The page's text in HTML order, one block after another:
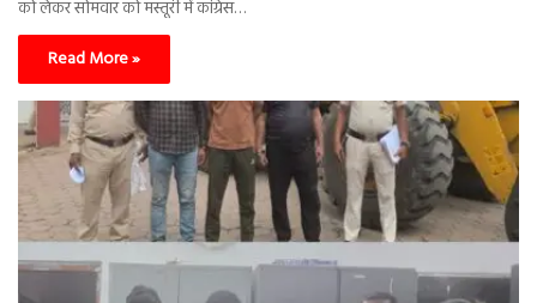
को लेकर सोमवार को मस्तूरी में कांग्रेस…
Read More »